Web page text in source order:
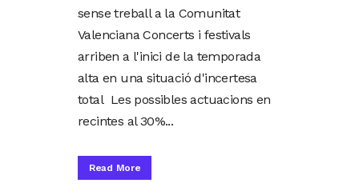
sense treball a la Comunitat
Valenciana Concerts i festivals
arriben a l'inici de la temporada
alta en una situació d'incertesa
total Les possibles actuacions en
recintes al 30%...
Read More